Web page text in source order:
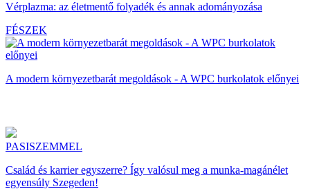
Vérplazma: az életmentő folyadék és annak adományozása
FÉSZEK
A modern környezetbarát megoldások - A WPC burkolatok előnyei
PASISZEMMEL
Család és karrier egyszerre? Így valósul meg a munka-magánélet
egyensúly Szegeden!